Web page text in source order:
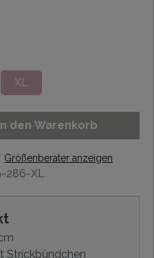
XL
den Warenkorb
Größenberater anzeigen
286-XL
Strickbündchen